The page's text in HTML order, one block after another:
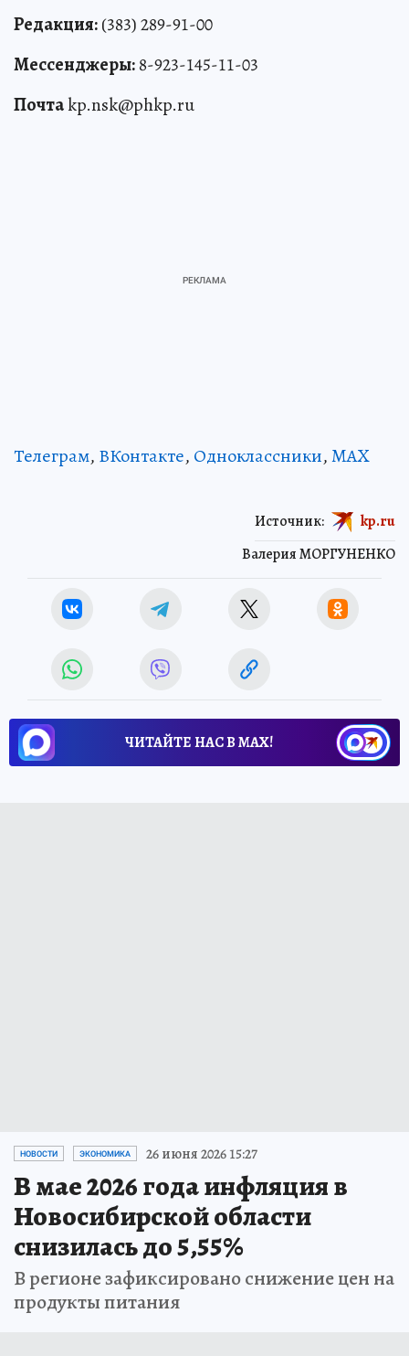
Редакция:(383) 289-91-00
Мессенджеры:8-923-145-11-03
Почтаkp.nsk@phkp.ru
Телеграм, ВКонтакте, Одноклассники,MAX
Валерия МОРГУНЕНКО
Источник: kp.ru
ЧИТАЙТЕ НАС В МАХ!
НОВОСТИ ЭКОНОМИКА 26 июня 2026 15:27
В мае 2026 года инфляция в
Новосибирской области
снизилась до 5,55%
В регионе зафиксировано снижение цен на
продукты питания